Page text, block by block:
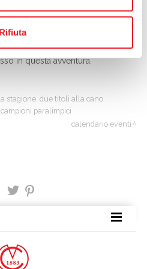
Rifiuta
gli altri due set, per il risultato
l’applauso di tutti i Soci per il
in questa avventura.
stagione: due titoli alla cano
paralimpici
calendario eventi